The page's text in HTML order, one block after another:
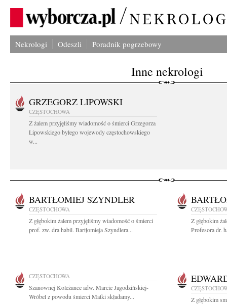
Nekrologi Odeszli Poradnik pogrzebowy
Inne nekrologi
GRZEGORZ LIPOWSKI
CZĘSTOCHOWA
Z żalem przyjęliśmy wiadomość o śmierci Grzegorza
Lipowskiego byłego wojewody częstochowskiego
w...
BARTŁOMIEJ SZYNDLER
CZĘSTOCHOWA
Z głębokim żalem przyjęliśmy wiadomość o śmierci
prof. zw. dra habil. Bartłomieja Szyndlera...
Z głębokim
Profesora dr.
CZĘSTOCHOWA
Szanownej Koleżance adw. Marcie Jagodzińskiej-
Wróbel z powodu śmierci Matki składamy...
Z głębokim